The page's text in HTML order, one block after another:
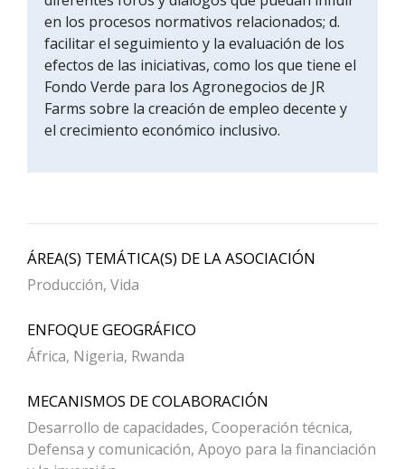
en los procesos normativos relacionados; d.
facilitar el seguimiento y la evaluación de los
efectos de las iniciativas, como los que tiene el
Fondo Verde para los Agronegocios de JR
Farms sobre la creación de empleo decente y
el crecimiento económico inclusivo.
ÁREA(S) TEMÁTICA(S) DE LA ASOCIACIÓN
Producción, Vida
ENFOQUE GEOGRÁFICO
África, Nigeria, Rwanda
MECANISMOS DE COLABORACIÓN
Desarrollo de capacidades, Cooperación técnica,
Defensa y comunicación, Apoyo para la financiación